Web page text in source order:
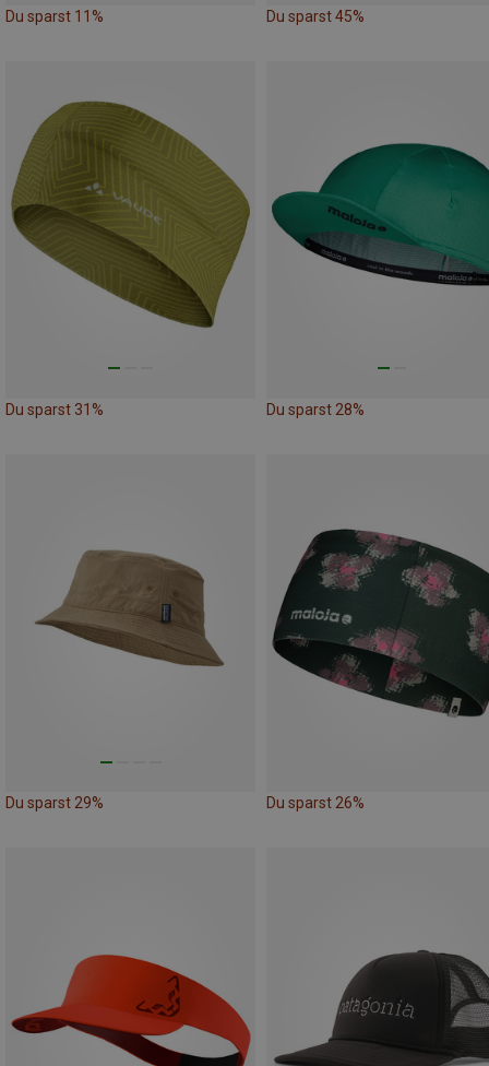
Du sparst 11% Du sparst 45%
Du sparst 31% Du sparst 28%
Du sparst 29% Du sparst 26%